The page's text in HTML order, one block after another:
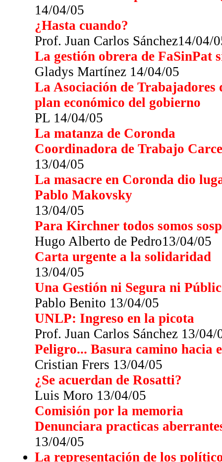
14/04/05
¿Hasta cuando?
Prof. Juan Carlos Sánchez14/04/
La gestión obrera de FaSinPat
Gladys Martínez 14/04/05
La Asociación de
plan económico del gobierno
PL 14/04/05
La matanza de Coronda
Coordinadora de Trabajo
13/04/05
La masacre en Coronda dio
Pablo Makovsky
13/04/05
Para Kirchner todos somos
Hugo Alberto de Pedro13/04/05
Carta urgente a la solidaridad
13/04/05
Una Gestión ni Segura ni
Pablo Benito 13/04/05
UNLP: Ingreso en la picota
Prof. Juan Carlos Sánchez 13/04/
Peligro... Basura camino hacia
Cristian Frers 13/04/05
¿Se acuerdan de Rosatti?
Luis Moro 13/04/05
Comisión por la memoria
Denunciara practicas
13/04/05
La representación de los